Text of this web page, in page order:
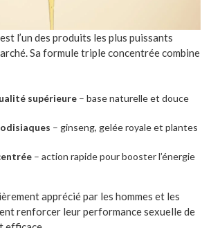
est l’un des produits les plus puissants
Sa formule triple concentrée combine
supérieure – base naturelle et douce
– ginseng, gelée royale et plantes
– action rapide pour booster l’énergie
apprécié par les hommes et les
renforcer leur performance sexuelle de